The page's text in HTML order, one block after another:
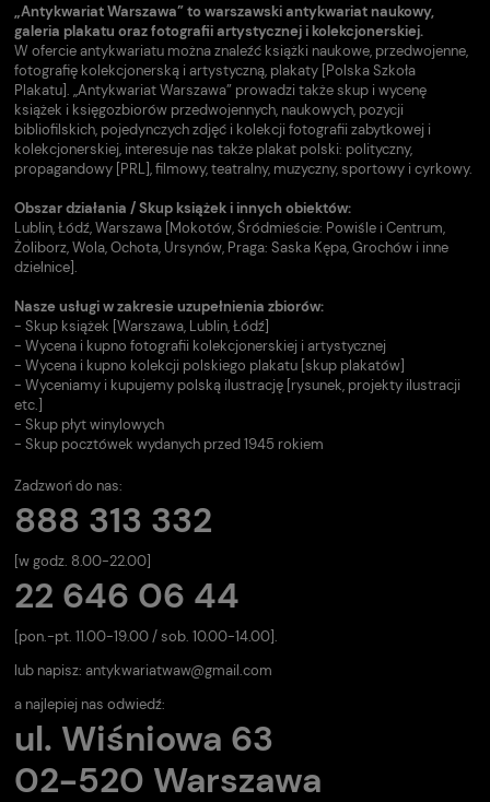
„Antykwariat Warszawa” to warszawski antykwariat naukowy,
galeria plakatu oraz fotografii artystycznej i kolekcjonerskiej.
W ofercie antykwariatu można znaleźć książki naukowe, przedwojenne,
fotografię kolekcjonerską i artystyczną, plakaty [Polska Szkoła
Plakatu]. „Antykwariat Warszawa” prowadzi także skup i wycenę
książek i księgozbiorów przedwojennych, naukowych, pozycji
bibliofilskich, pojedynczych zdjęć i kolekcji fotografii zabytkowej i
kolekcjonerskiej, interesuje nas także plakat polski: polityczny,
propagandowy [PRL], filmowy, teatralny, muzyczny, sportowy i cyrkowy.
Obszar działania / Skup książek i innych obiektów:
Lublin, Łódź, Warszawa [Mokotów, Śródmieście: Powiśle i Centrum,
Żoliborz, Wola, Ochota, Ursynów, Praga: Saska Kępa, Grochów i inne
dzielnice].
Nasze usługi w zakresie uzupełnienia zbiorów:
- Skup książek [Warszawa, Lublin, Łódź]
- Wycena i kupno fotografii kolekcjonerskiej i artystycznej
- Wycena i kupno kolekcji polskiego plakatu [skup plakatów]
- Wyceniamy i kupujemy polską ilustrację [rysunek, projekty ilustracji
etc.]
- Skup płyt winylowych
- Skup pocztówek wydanych przed 1945 rokiem
Zadzwoń do nas:
888 313 332
[w godz. 8.00-22.00]
22 646 06 44
[pon.-pt. 11.00-19.00 / sob. 10.00-14.00].
lub napisz: antykwariatwaw@gmail.com
a najlepiej nas odwiedź:
ul. Wiśniowa 63
02-520 Warszawa